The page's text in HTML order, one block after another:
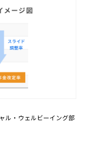
ル・ウェルビーイング部